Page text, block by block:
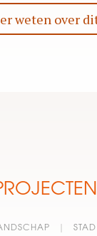
weten over
| STAD